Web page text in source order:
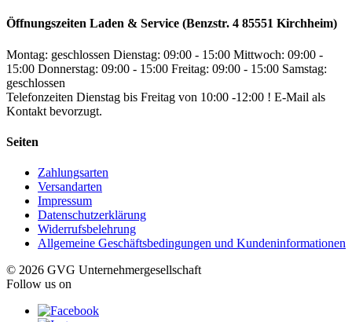
Öffnungszeiten Laden & Service (Benzstr. 4 85551 Kirchheim)
Montag: geschlossen Dienstag: 09:00 - 15:00 Mittwoch: 09:00 -
15:00 Donnerstag: 09:00 - 15:00 Freitag: 09:00 - 15:00 Samstag:
geschlossen
Telefonzeiten Dienstag bis Freitag von 10:00 -12:00 ! E-Mail als
Kontakt bevorzugt.
Seiten
Zahlungsarten
Versandarten
Impressum
Datenschutzerklärung
Widerrufsbelehrung
Allgemeine Geschäftsbedingungen und Kundeninformationen
© 2026 GVG Unternehmergesellschaft
Follow us on